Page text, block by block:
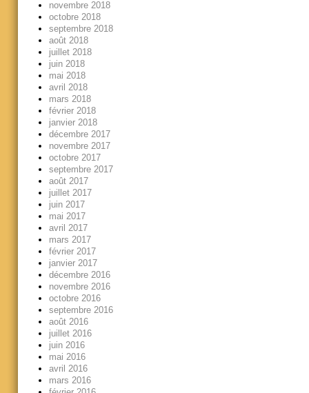
novembre 2018
octobre 2018
septembre 2018
août 2018
juillet 2018
juin 2018
mai 2018
avril 2018
mars 2018
février 2018
janvier 2018
décembre 2017
novembre 2017
octobre 2017
septembre 2017
août 2017
juillet 2017
juin 2017
mai 2017
avril 2017
mars 2017
février 2017
janvier 2017
décembre 2016
novembre 2016
octobre 2016
septembre 2016
août 2016
juillet 2016
juin 2016
mai 2016
avril 2016
mars 2016